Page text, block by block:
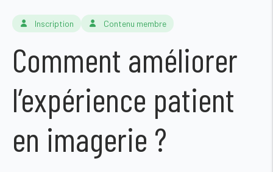
Inscription Contenu membre
Comment améliorer
l’expérience patient
en imagerie ?